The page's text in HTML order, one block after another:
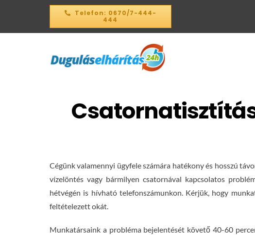
Telefon: 0670/7-444-
444
Cégünk valamennyi ügyfele számára hatékony és hosszú
vízelöntés vagy bármilyen csatornával kapcsolatos
hétvégén is hívható telefonszámunkon. Kérjük, hogy
feltételezett okát.
Munkatársaink a probléma bejelentését követő 40-60